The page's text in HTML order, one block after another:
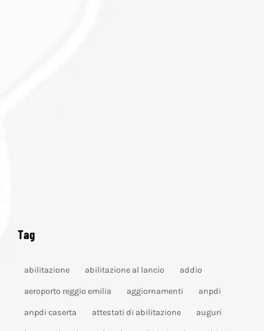
Tag
abilitazione abilitazione al lancio addio
aeroporto reggio emilia aggiornamenti anpdi
anpdi caserta attestati di abilitazione auguri